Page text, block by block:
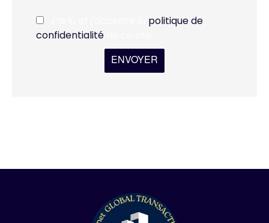
politique de
confidentialité
ENVOYER